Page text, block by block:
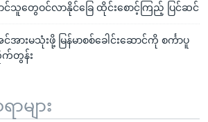
င်သူတွေဝင်လာနိုင်ခြေ ထိုင်းစောင့်ကြည့် ပြင်ဆင်
ားမသုံးဖို့ မြန်မာစစ်ခေါင်းဆောင်ကို စင်္ကာပူ
က်တွန်း
များ